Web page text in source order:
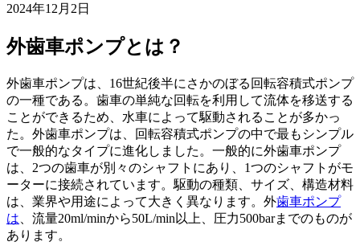
2024年12月2日
外歯車ポンプとは？
外歯車ポンプは、16世紀後半にさかのぼる回転容積式ポンプ
の一種である。歯車の単純な回転を利用して流体を移送する
ことができるため、水車によって駆動されることが多かっ
た。外歯車ポンプは、回転容積式ポンプの中で最もシンプル
で一般的なタイプに進化しました。一般的に外歯車ポンプ
は、2つの歯車が別々のシャフトにあり、1つのシャフトがモ
ーターに接続されています。駆動の種類、サイズ、構造材料
は、業界や用途によって大きく異なります。外歯車ポンプ
は 、流量20ml/minから50L/min以上、圧力500barまでのものが
あります。